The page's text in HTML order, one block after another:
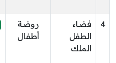
4
فضاء
الطفل
الملك
روضة
أطفال